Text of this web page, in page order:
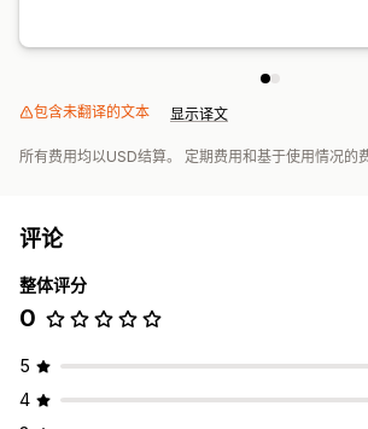
包含未翻译的文本 显示译文
所有费用均以USD结算。 定期费用和基于使用情况的
评论
整体评分
0
5
4